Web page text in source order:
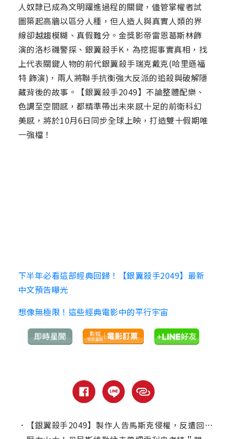
人奴隸已成為文明躍進過程的關鍵，儘管掌權者試
圖築起高牆以區分人種，但人造人與真實人類的界
線卻越趨模糊、真假難分。金獎影帝雷恩葛斯林飾
演的洛杉磯警探、銀翼殺手K，為挖掘事實真相，找
上代表關鍵人物的前代銀翼殺手瑞克戴克(哈里遜福
特 飾演)，兩人將聯手抗衡強大反派的追殺與破解隱
藏背後的故事。【銀翼殺手2049】不論整體配樂、
色調至空間感，都精準帶出未來感十足的前衛科幻
美感，將於10月6日同步全球上映，打造雙十假期唯
一強檔！
下半年必看這部經典回歸！【銀翼殺手2049】最新
中文預告曝光
想像無極限！這些經典電影中的平行宇宙
．
【銀翼殺手2049】製作人告馬斯克侵權，反遭回嗆！